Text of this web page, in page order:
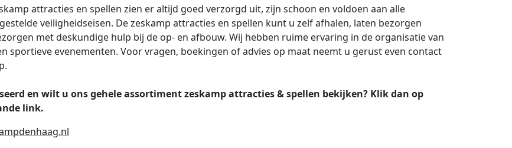
attracties en spellen zien er altijd goed verzorgd uit, zijn schoon en voldoen aan alle
veiligheidseisen. De zeskamp attracties en spellen kunt u zelf afhalen, laten bezorgen
met deskundige hulp bij de op- en afbouw. Wij hebben ruime ervaring in de organisatie van
sportieve evenementen. Voor vragen, boekingen of advies op maat neemt u gerust even contact
en wilt u ons gehele assortiment zeskamp attracties & spellen bekijken? Klik dan op
link.